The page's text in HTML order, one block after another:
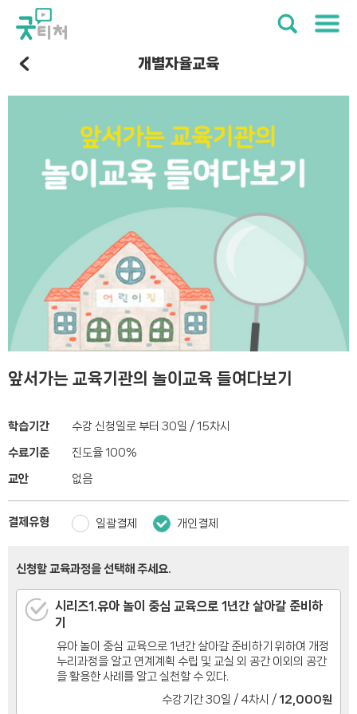
개별자율교육
앞서가는 교육기관의 놀이교육 들여다보기
학습기간 수강 신청일로 부터 30일 / 15차시
수료기준 진도율 100%
교안 없음
결제유형 일괄결제 개인결제
신청할 교육과정을 선택해 주세요.
시리즈1.유아 놀이 중심 교육으로 1년간 살아갈 준비하
기
유아 놀이 중심 교육으로 1년간 살아갈 준비하기 위하여 개정
누리과정을 알고 연계계획 수립 및 교실 외 공간 이외의 공간
을 활용한 사례를 알고 실천할 수 있다.
수강기간 30일 / 4차시 / 12,000원